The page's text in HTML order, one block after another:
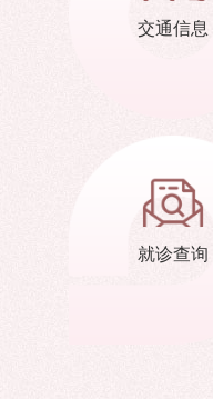
交通信息
就诊查询